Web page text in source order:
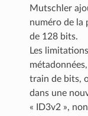
Mutschler
numéro de la
de 128 bits.
Les
train de bits,
dans une
« ID3v2 »,